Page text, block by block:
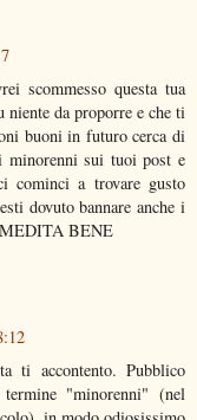
scommesso questa tua
niente da proporre e che ti
buoni in futuro cerca di
sui tuoi post e
cominci a trovare gusto
dovuto bannare anche i
MEDITA BENE
ti accontento. Pubblico
"minorenni" (nel